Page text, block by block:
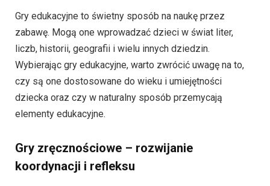
Gry edukacyjne to świetny sposób na naukę przez
zabawę. Mogą one wprowadzać dzieci w świat liter,
liczb, historii, geografii i wielu innych dziedzin.
Wybierając gry edukacyjne, warto zwrócić uwagę na to,
czy są one dostosowane do wieku i umiejętności
dziecka oraz czy w naturalny sposób przemycają
elementy edukacyjne.
Gry zręcznościowe – rozwijanie
koordynacji i refleksu